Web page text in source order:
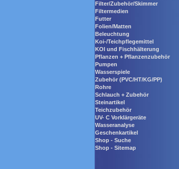
Filter/Zubehör/Skimmer
Filtermedien
Futter
Folien/Matten
Beleuchtung
Koi-/Teichpflegemittel
KOI und Fischhälterung
Pflanzen + Pflanzenzubehör
Pumpen
Wasserspiele
Zubehör (PVC/HT/KG/PP)
Rohre
Schlauch + Zubehör
Steinartikel
Teichzubehör
UV- C Vorklärgeräte
Wasseranalyse
Geschenkartikel
Shop - Suche
Shop - Sitemap